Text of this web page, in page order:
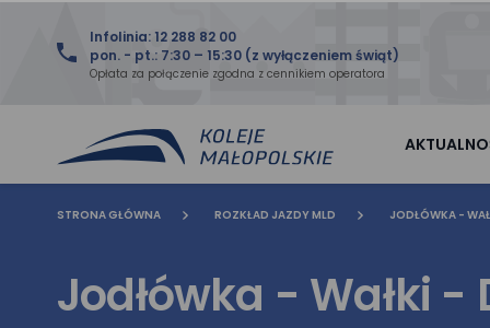
Infolinia: 12 288 82 00
pon. - pt.: 7:30 – 15:30 (z wyłączeniem świąt)
Opłata za połączenie zgodna z cennikiem operatora
STRONA GŁÓWNA ROZKŁAD JAZDY MLD JODŁÓWKA -
Jodłówka - Wałki -